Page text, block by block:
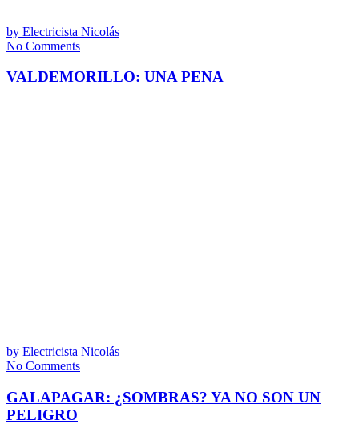
by Electricista Nicolás
No Comments
VALDEMORILLO: UNA PENA
by Electricista Nicolás
No Comments
GALAPAGAR: ¿SOMBRAS? YA NO SON UN
PELIGRO